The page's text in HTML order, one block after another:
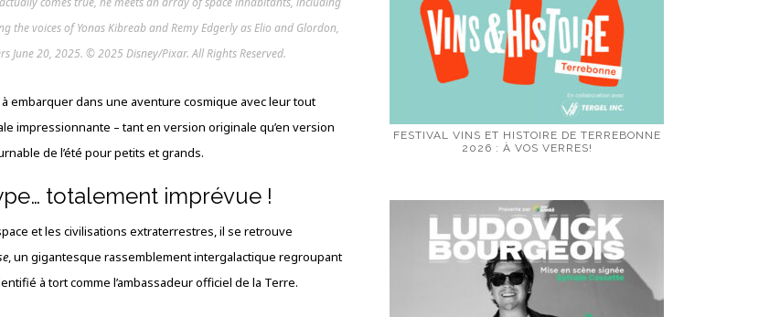
voices of Yonas Kibreab and Remy Edgerly as Elio and Glordon,
June 20, 2025. © 2025 Disney/Pixar. All Rights Reserved.
embarquer dans une aventure cosmique avec leur tout
impressionnante – tant en version originale qu’en version
de l’été pour petits et grands.
totalement imprévue !
et les civilisations extraterrestres, il se retrouve
, un gigantesque rassemblement intergalactique regroupant
à tort comme l’ambassadeur officiel de la Terre.
FESTIVAL VINS ET HISTOIRE DE TERREBONNE
2026 : À VOS VERRES!